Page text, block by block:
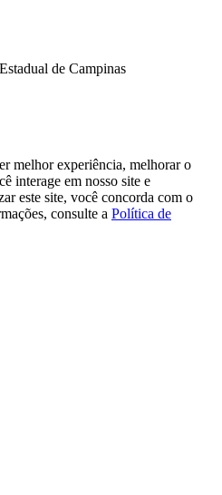
de Campinas
melhor experiência, melhorar o
interage em nosso site e
este site, você concorda com o
consulte a Política de